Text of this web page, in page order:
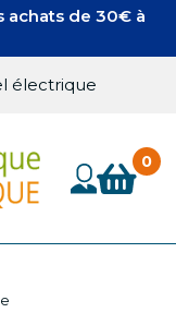
achats de 30€ à
électrique